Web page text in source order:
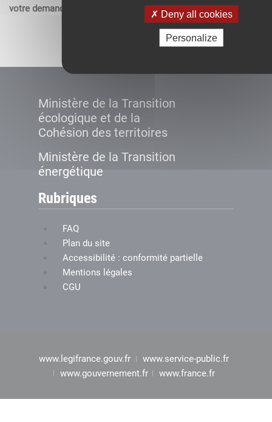
Deny all cookies
Personalize
votre demande.
Créer le compte
Ministère de la Transition
écologique et de la
Cohésion des territoires
Ministère de la Transition
énergétique
Rubriques
FAQ
Plan du site
Accessibilité : conformité partielle
Mentions légales
CGU
www.legifrance.gouv.fr
www.service-public.fr
www.gouvernement.fr
www.france.fr